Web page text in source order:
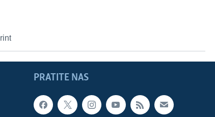
PRATITE NAS